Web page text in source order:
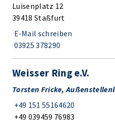
Luisenplatz 12
39418 Staßfurt
E-Mail schreiben
03925 378290
Weisser Ring e.V.
Torsten Fricke,
+49 151 55164620
+49 039459 76983